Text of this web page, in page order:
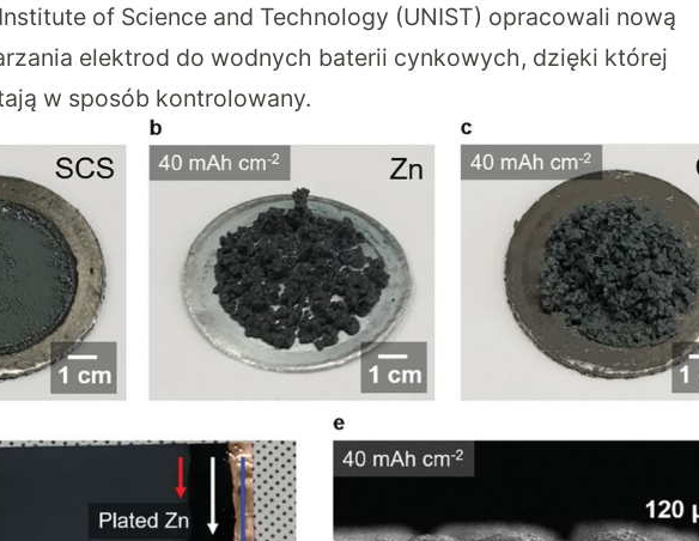
of Science and Technology (UNIST) opracowali nową
elektrod do wodnych baterii cynkowych, dzięki której
w sposób kontrolowany.